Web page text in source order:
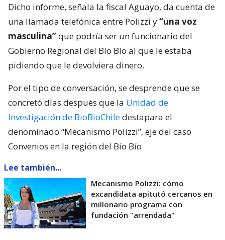
Dicho informe, señala la fiscal Aguayo, da cuenta de
una llamada telefónica entre Polizzi y“una voz
masculina”que podría ser un funcionario del
Gobierno Regional del Bío Bío al que le estaba
pidiendo que le devolviera dinero.
Por el tipo de conversación, se desprende que se
concretó días después que la Unidad de
Investigación de BioBioChiledestapara el
denominado “Mecanismo Polizzi”, eje del caso
Convenios en la región del Bío Bío
Lee también...
Mecanismo Polizzi: cómo
excandidata apitutó cercanos en
millonario programa con
fundación "arrendada"